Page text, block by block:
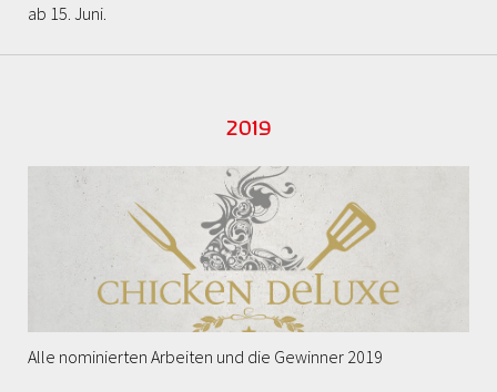
ab 15. Juni.
2019
Alle nominierten Arbeiten und die Gewinner 2019